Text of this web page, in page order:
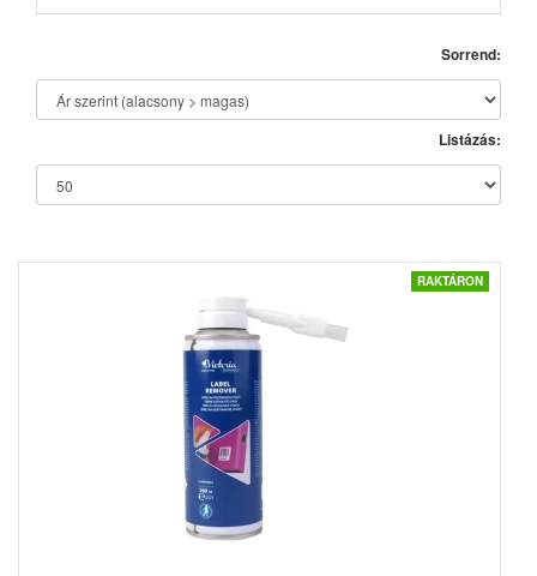
Sorrend:
Listázás:
RAKTÁRON